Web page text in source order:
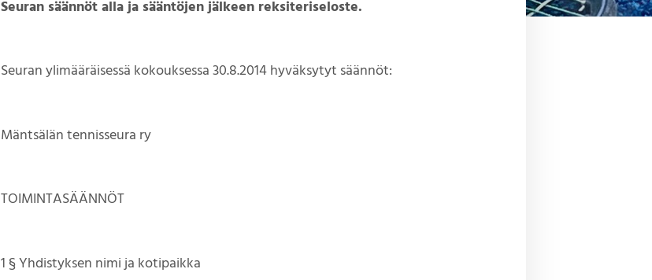
Seuran säännöt alla ja sääntöjen jälkeen reksiteriseloste.
Seuran ylimääräisessä kokouksessa 30.8.2014 hyväksytyt säännöt:
Mäntsälän tennisseura ry
TOIMINTASÄÄNNÖT
1 § Yhdistyksen nimi ja kotipaikka